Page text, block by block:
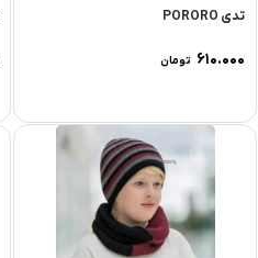
تدی PORORO
۶۱۰.۰۰۰ تومان